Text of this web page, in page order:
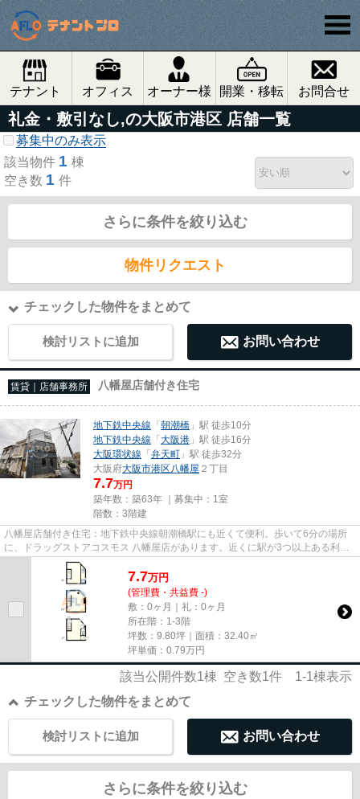
テナント オフィス オーナー様 開業・移転 お問合せ
礼金・敷引なし,の大阪市港区 店舗一覧
募集中のみ表示
該当物件 1 棟
空き数 1 件
さらに条件を絞り込む
物件リクエスト
チェックした物件をまとめて
検討リストに追加 お問い合わせ
賃貸｜店舗事務所 八幡屋店舗付き住宅
地下鉄中央線 「朝潮橋 」駅 徒歩10分
地下鉄中央線 「大阪港 」駅 徒歩16分
大阪環状線 「弁天町 」駅 徒歩32分
大阪府大阪市港区八幡屋 ２丁目
7.7万円
築年数：築63年 ｜募集中： 1室
階数：3階建
八幡屋店舗付き住宅：地下鉄中央線朝潮橋駅にも近くて便利。歩いて6分の場所
に、ドラッグストアコスモス 八幡屋店があります。近くに駅が3つ以上ある利便
性の高い物件です。駅まで徒歩...
7.7万円
(管理費・共益費 -)
敷：0ヶ月｜礼：0ヶ月
所在階：1-3階
坪数：9.80坪｜面積：32.40㎡
坪単価： 0.79万円
該当公開件数1棟 空き数1件 1-1棟表示
チェックした物件をまとめて
お問い合わせ
検討リストに追加
さらに条件を絞り込む